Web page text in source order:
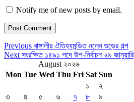
Notify me of new posts by email.
Post
navigation
Previous
Post
Previous বাঙ্গালীর ঐতিহ্যমন্ডিত নলেন গুড়ের গল্প
Next
Next সংরক্ষিত ১৪৯১ পদে উপ-নির্বাচন ২৯ জানুয়ারি
August ২০২৬
Mon Tue Wed Thu Fri Sat Sun
১
২
৩
৪ ৫ ৬ ৭ ৮
৯